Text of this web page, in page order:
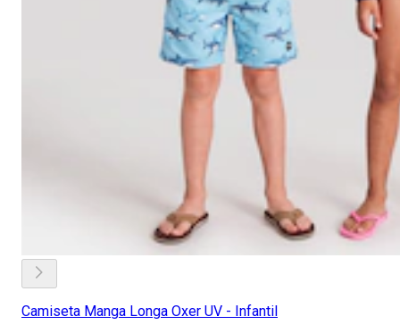
Camiseta Manga Longa Oxer UV - Infantil